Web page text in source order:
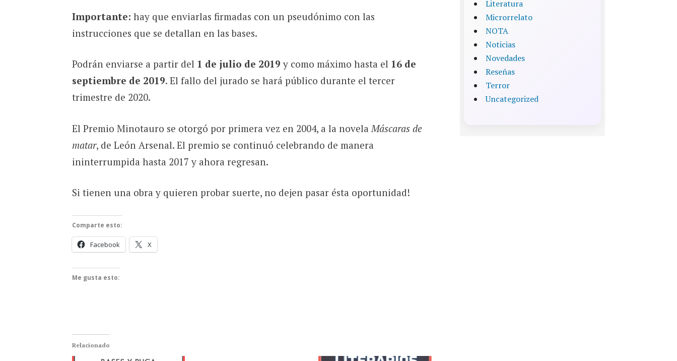
Importante: hay que enviarlas firmadas con un pseudónimo con las
instrucciones que se detallan en las bases.
Podrán enviarse a partir del 1 de julio de 2019 y como máximo hasta el 16 de
septiembre de 2019. El fallo del jurado se hará público durante el tercer
trimestre de 2020.
El Premio Minotauro se otorgó por primera vez en 2004, a la novela Máscaras de
matar, de León Arsenal. El premio se continuó celebrando de manera
ininterrumpida hasta 2017 y ahora regresan.
Si tienen una obra y quieren probar suerte, no dejen pasar ésta oportunidad!
Comparte esto:
Facebook X
Me gusta esto:
Relacionado
Literatura
Microrrelato
NOTA
Noticias
Novedades
Reseñas
Terror
Uncategorized